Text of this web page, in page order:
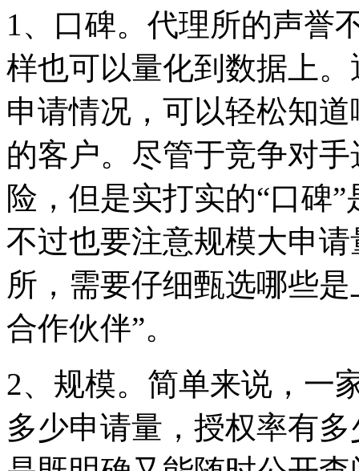
1、口碑。代理所的声誉
样也可以量化到数据上
申请情况，可以轻松知
的客户。尽管于竞争对
险，但是实打实的“口碑
不过也要注意规模大申
所，需要仔细甄选哪些
合作伙伴”。
2、规模。简单来说，一
多少申请量，授权率有